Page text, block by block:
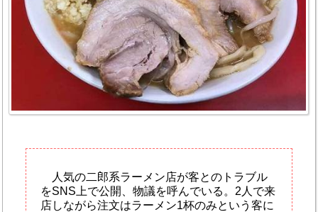
人気の二郎系ラーメン店が客とのトラブル
をSNS上で公開、物議を呼んでいる。2人で来
店しながら注文はラーメン1杯のみという客に